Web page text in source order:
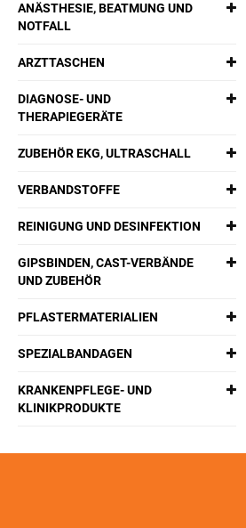
ANÄSTHESIE, BEATMUNG UND
NOTFALL
ARZTTASCHEN
DIAGNOSE- UND
THERAPIEGERÄTE
ZUBEHÖR EKG, ULTRASCHALL
VERBANDSTOFFE
REINIGUNG UND DESINFEKTION
GIPSBINDEN, CAST-VERBÄNDE
UND ZUBEHÖR
PFLASTERMATERIALIEN
SPEZIALBANDAGEN
KRANKENPFLEGE- UND
KLINIKPRODUKTE